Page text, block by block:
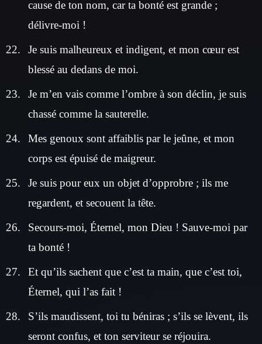
cause de ton nom, car ta bonté est grande ;
délivre-moi !
Je suis malheureux et indigent, et mon cœur est
blessé au dedans de moi.
Je m’en vais comme l’ombre à son déclin, je suis
chassé comme la sauterelle.
Mes genoux sont affaiblis par le jeûne, et mon
corps est épuisé de maigreur.
Je suis pour eux un objet d’opprobre ; ils me
regardent, et secouent la tête.
Secours-moi, Éternel, mon Dieu ! Sauve-moi par
ta bonté !
Et qu’ils sachent que c’est ta main, que c’est toi,
Éternel, qui l’as fait !
S’ils maudissent, toi tu béniras ; s’ils se lèvent, ils
seront confus, et ton serviteur se réjouira.